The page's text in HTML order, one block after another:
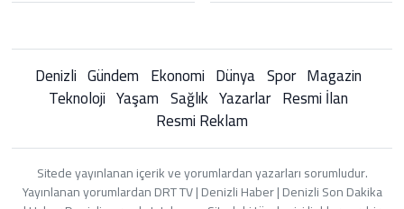
Denizli Gündem Ekonomi Dünya Spor Magazin
Teknoloji Yaşam Sağlık Yazarlar Resmi İlan
Resmi Reklam
Sitede yayınlanan içerik ve yorumlardan yazarları sorumludur.
Yayınlanan yorumlardan DRT TV | Denizli Haber | Denizli Son Dakika